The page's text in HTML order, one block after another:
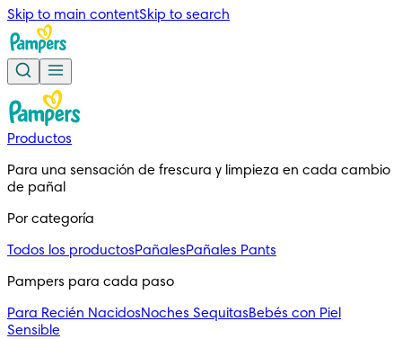
Skip to main contentSkip to search
Productos
Para una sensación de frescura y limpieza en cada cambio
de pañal
Por categoría
Todos los productosPañalesPañales Pants
Pampers para cada paso
Para Recién NacidosNoches SequitasBebés con Piel
Sensible